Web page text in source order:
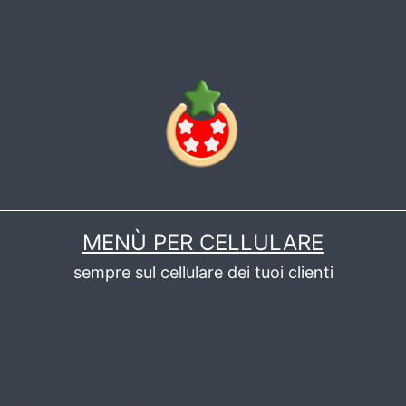
MENÙ PER CELLULARE
sempre sul cellulare dei tuoi clienti